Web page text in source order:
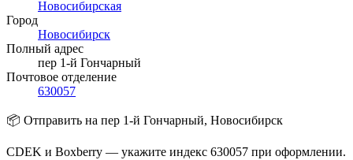
Новосибирская
Город
Новосибирск
Полный адрес
пер 1-й Гончарный
Почтовое отделение
630057
📦 Отправить на пер 1-й Гончарный, Новосибирск
CDEK и Boxberry — укажите индекс 630057 при оформлении.